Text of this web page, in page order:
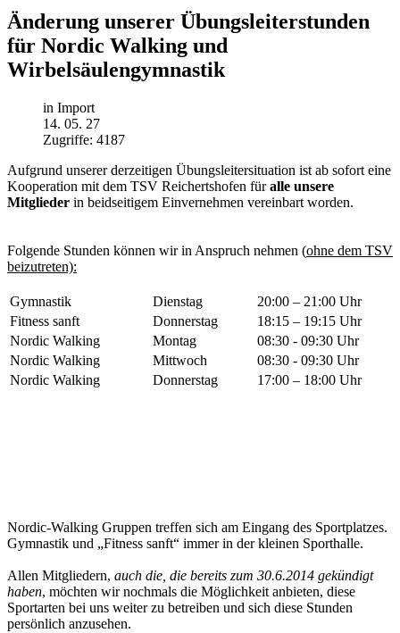
Änderung unserer Übungsleiterstunden
für Nordic Walking und
Wirbelsäulengymnastik
in Import
14. 05. 27
Zugriffe: 4187
Aufgrund unserer derzeitigen Übungsleitersituation ist ab sofort eine
Kooperation mit dem TSV Reichertshofen füralle unsere
Mitglieder in beidseitigem Einvernehmen vereinbart worden.
Folgende Stunden können wir in Anspruch nehmen (ohne dem TSV
beizutreten):
Gymnastik Dienstag
20:00 – 21:00 Uhr
Fitness sanft
Donnerstag
18:15 – 19:15 Uhr
Nordic Walking
Montag
08:30 - 09:30 Uhr
Nordic Walking
Mittwoch
08:30 - 09:30 Uhr
Nordic Walking
Donnerstag 17:00 – 18:00 Uhr
Nordic-Walking Gruppen treffen sich am Eingang des Sportplatzes.
Gymnastik und „Fitness sanft“ immer in der kleinen Sporthalle.
Allen Mitgliedern, auch die, die bereits zum 30.6.2014 gekündigt
haben, möchten wir nochmals die Möglichkeit anbieten, diese
Sportarten bei uns weiter zu betreiben und sich diese Stunden
persönlich anzusehen.